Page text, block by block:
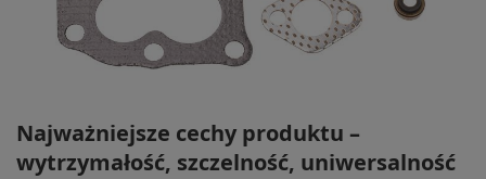
Najważniejsze cechy produktu –
wytrzymałość, szczelność, uniwersalność